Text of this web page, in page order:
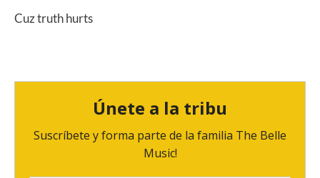
Cuz truth hurts